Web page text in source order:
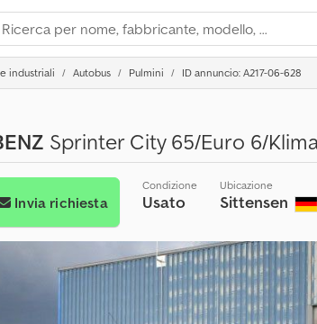
industriali Autobus Pulmini ID annuncio: A217-06-628
Sprinter City 65/Euro 6/
Invia richiesta
Condizione
Usato
Ubicazione
Sittensen